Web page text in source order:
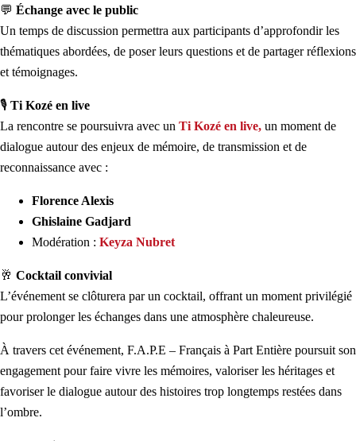
💬 Échange avec le public
Un temps de discussion permettra aux participants d’approfondir les
thématiques abordées, de poser leurs questions et de partager réflexions
et témoignages.
🎙 Ti Kozé en live
La rencontre se poursuivra avec un Ti Kozé en live, un moment de
dialogue autour des enjeux de mémoire, de transmission et de
reconnaissance avec :
Florence Alexis
Ghislaine Gadjard
Modération : Keyza Nubret
🥂 Cocktail convivial
L’événement se clôturera par un cocktail, offrant un moment privilégié
pour prolonger les échanges dans une atmosphère chaleureuse.
À travers cet événement, F.A.P.E – Français à Part Entière poursuit son
engagement pour faire vivre les mémoires, valoriser les héritages et
favoriser le dialogue autour des histoires trop longtemps restées dans
l’ombre.